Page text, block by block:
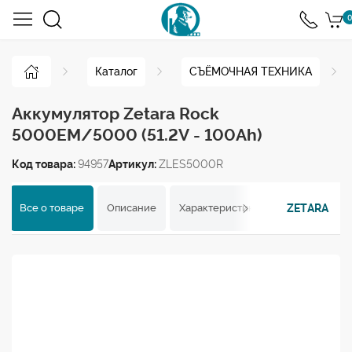
0
Каталог СЪЁМОЧНАЯ ТЕХНИКА
Аккумулятор Zetara Rock
5000EM/5000 (51.2V - 100Ah)
Код товара:94957Артикул:ZLES5000R
Все о товаре Описание Характеристики Отзывы
ZETARA